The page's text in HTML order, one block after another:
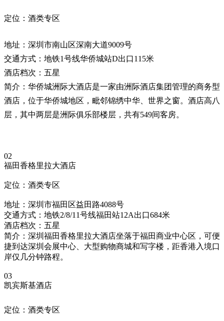
定位：酒类专区
地址：深圳市南山区深南大道9009号
交通方式：地铁1号线华侨城站D出口115米
酒店档次：五星
简介：华侨城洲际大酒店是一家由洲际酒店集团管理的商务型
酒店，位于华侨城地区，毗邻锦绣中华、世界之窗。酒店高八
层，其中两层是洲际俱乐部楼层，共有549间客房。
02
福田香格里拉大酒店
定位：酒类专区
地址：深圳市福田区益田路4088号
交通方式：地铁2/8/11号线福田站12A出口684米
酒店档次：五星
简介：深圳福田香格里拉大酒店坐落于福田商业中心区，可便
捷到达深圳会展中心、大型购物商城和写字楼，距香港入境口
岸仅几分钟路程。
03
凯宾斯基酒店
定位：酒类专区